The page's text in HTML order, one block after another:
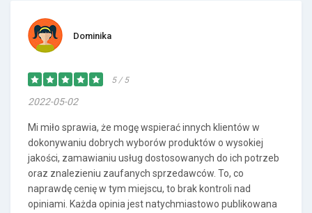
Dominika
5 / 5
2022-05-02
Mi miło sprawia, że mogę wspierać innych klientów w
dokonywaniu dobrych wyborów produktów o wysokiej
jakości, zamawianiu usług dostosowanych do ich potrzeb
oraz znalezieniu zaufanych sprzedawców. To, co
naprawdę cenię w tym miejscu, to brak kontroli nad
opiniami. Każda opinia jest natychmiastowo publikowana